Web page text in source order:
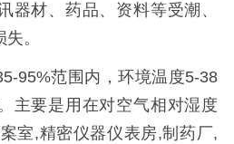
器材、药品、资料等受潮、
。
范围内，环境温度5-38
主要是用在对空气相对湿度
室,精密仪器仪表房,制药厂,